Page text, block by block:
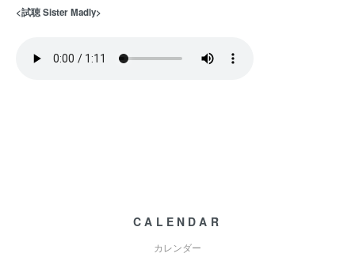
<試聴 Sister Madly>
CALENDAR
カレンダー